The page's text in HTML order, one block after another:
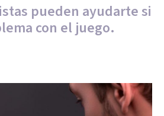
pueden ayudarte si
con el juego.